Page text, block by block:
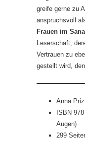
greife gerne zu
anspruchsvoll
Frauen im
Leserschaft,
Vertrauen zu
gestellt wird,
Anna
ISBN
Augen)
299